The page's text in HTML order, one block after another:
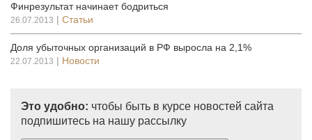
Финрезультат начинает бодриться
26.07.2013 | Статьи
Доля убыточных организаций в РФ выросла на 2,1%
22.07.2013 | Новости
Это удобно: чтобы быть в курсе новостей сайта
подпишитесь на нашу рассылку